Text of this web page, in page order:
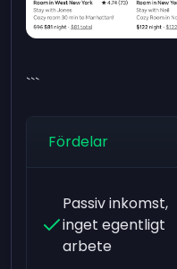
```
Fördelar
Passiv inkomst,
inget egentligt
arbete